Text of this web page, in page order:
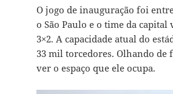
O jogo de inauguração foi
o São Paulo e o time da capital
3×2. A capacidade atual do
33 mil torcedores. Olhando de
ver o espaço que ele ocupa.